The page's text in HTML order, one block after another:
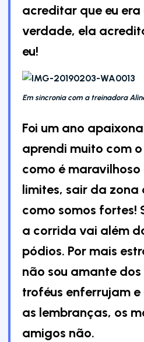
acreditar que eu era
verdade, ela
eu!
Em sincronia com a treinadora
Foi um ano
aprendi muito com
como é
limites, sair da zona
como somos fortes!
a corrida vai além
pódios. Por mais
não sou amante dos
troféus enferrujam
as lembranças, os
amigos não.